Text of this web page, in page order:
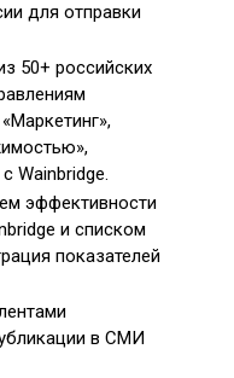
для отправки
50+ российских
Wainbridge.
эффективности
и списком
показателей
в СМИ